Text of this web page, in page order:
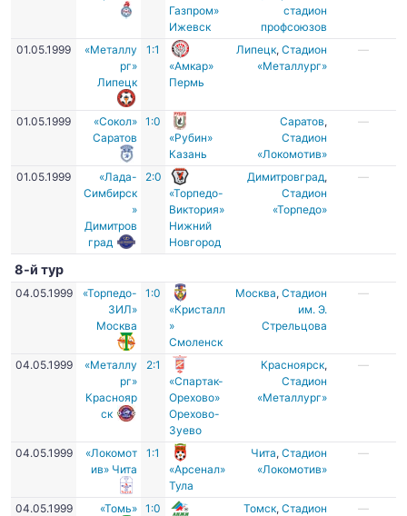
Газпром»
Ижевск
стадион
профсоюзов
01.05.1999
«Металлу
рг»
Липецк
1:1
«Амкар»
Пермь
Липецк,Стадион
«Металлург»
—
01.05.1999
«Сокол»
Саратов
1:0
«Рубин»
Казань
Саратов,
Стадион
«Локомотив»
—
01.05.1999
«Лада-
Симбирск
»
Димитров
град
2:0
«Торпедо-
Виктория»
Нижний
Новгород
Димитровград,
Стадион
«Торпедо»
—
8-й тур
04.05.1999
«Торпедо-
ЗИЛ»
Москва
1:0
«Кристалл
»
Смоленск
Москва,Стадион
им. Э.
Стрельцова
—
04.05.1999
«Металлу
рг»
Краснояр
ск
2:1
«Спартак-
Орехово»
Орехово-
Зуево
Красноярск,
Стадион
«Металлург»
—
04.05.1999
«Локомот
ив» Чита
1:1
«Арсенал»
Тула
Чита,Стадион
«Локомотив»
—
04.05.1999
«Томь» 1:0
Томск,Стадион
—